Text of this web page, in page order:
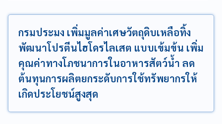
กรมประมง เพิ่มมูลค่าเศษวัตถุดิบเหลือทิ้ง
พัฒนาโปรตีนไฮโดรไลเสต แบบเข้มข้น เพิ่ม
คุณค่าทางโภชนาการในอาหารสัตว์น้ำ ลด
ต้นทุนการผลิตยกระดับการใช้ทรัพยากรให้
เกิดประโยชน์สูงสุด